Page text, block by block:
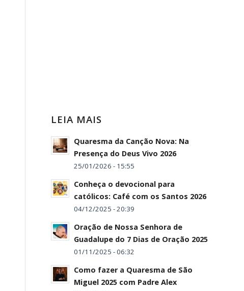
LEIA MAIS
Quaresma da Canção Nova: Na
Presença do Deus Vivo 2026
25/01/2026 - 15:55
Conheça o devocional para
católicos: Café com os Santos 2026
04/12/2025 - 20:39
Oração de Nossa Senhora de
Guadalupe do 7 Dias de Oração 2025
01/11/2025 - 06:32
Como fazer a Quaresma de São
Miguel 2025 com Padre Alex